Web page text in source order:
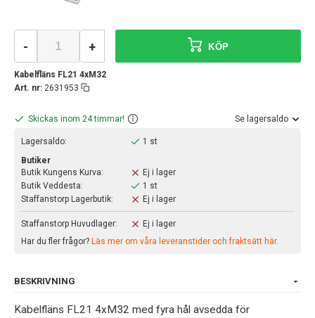
Kabelfläns FL21 4xM32
Art. nr: 2631953
- + KÖP
Skickas inom 24 timmar! Se lagersaldo
Lagersaldo:
1 st
Butiker
Butik Kungens Kurva:
Ej i lager
Butik Veddesta:
1 st
Staffanstorp Lagerbutik:
Ej i lager
Staffanstorp Huvudlager:
Ej i lager
Har du fler frågor? Läs mer om våra leveranstider och fraktsätt här.
BESKRIVNING
Kabelfläns FL21 4xM32 med fyra hål avsedda för